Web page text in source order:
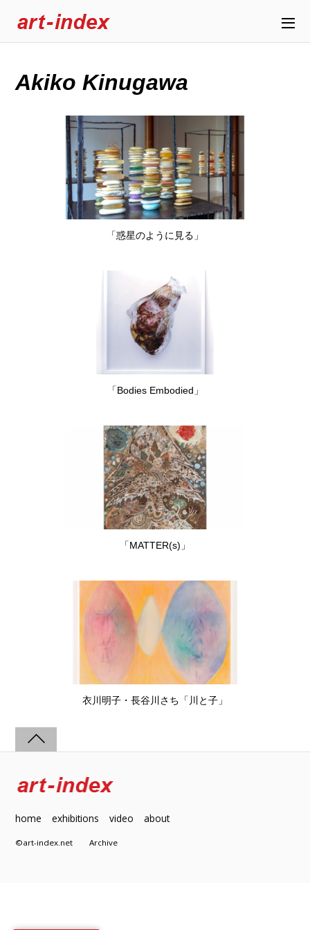
Akiko Kinugawa
「惑星のように見る」
「Bodies Embodied」
「MATTER(s)」
衣川明子・長谷川さち「川と子」
home exhibitions video about
©art-index.netArchive